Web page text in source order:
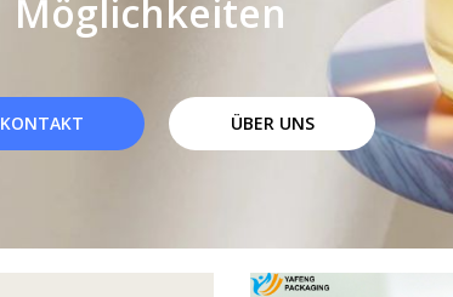
Möglichkeiten
KONTAKT ÜBER UNS